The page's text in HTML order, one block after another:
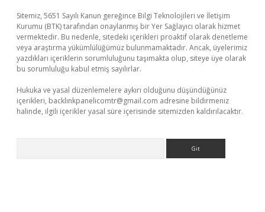
Sitemiz, 5651 Sayılı Kanun gereğince Bilgi Teknolojileri ve İletişim
Kurumu (BTK) tarafından onaylanmış bir Yer Sağlayıcı olarak hizmet
vermektedir. Bu nedenle, sitedeki içerikleri proaktif olarak denetleme
veya araştırma yükümlülüğümüz bulunmamaktadır. Ancak, üyelerimiz
yazdıkları içeriklerin sorumluluğunu taşımakta olup, siteye üye olarak
bu sorumluluğu kabul etmiş sayılırlar.
Hukuka ve yasal düzenlemelere aykırı olduğunu düşündüğünüz
içerikleri, backlinkpanelicomtr@gmail.com adresine bildirmeniz
halinde, ilgili içerikler yasal süre içerisinde sitemizden kaldırılacaktır.